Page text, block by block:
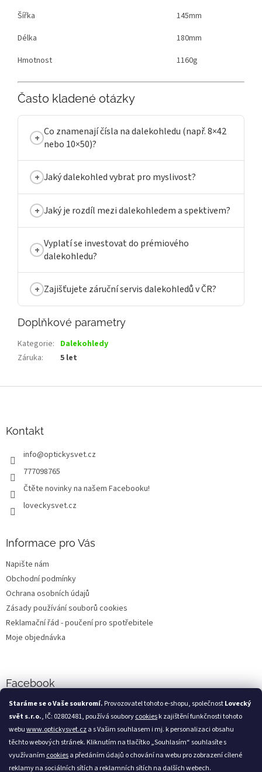
Staráme se o Vaše soukromí. Provozovatel tohoto e-shopu, společnostLovecký
svět s.r.o., IČ: 02802481, používá souborycookiesk zajištění funkčnosti tohoto
webuwww.optickysvet.cza s Vašim souhlasem i mj. k personalizaci obsahu
těchto webových stránek. Kliknutím na tlačítko „Souhlasím“ souhlasíte s
využívaním cookiesa předáním údajů o chování na webu pro zobrazení cílené
reklamy na sociálních sítích a reklamních sítích na dalších webech.
Šířka
145mm
Délka
180mm
Hmotnost
1160g
Často kladené otázky
Co znamenají čísla na dalekohledu (např. 8×42
nebo 10×50)?
Jaký dalekohled vybrat pro myslivost?
Jaký je rozdíl mezi dalekohledem a spektivem?
Vyplatí se investovat do prémiového
dalekohledu?
Zajišťujete záruční servis dalekohledů v ČR?
Doplňkové parametry
Kategorie: Dalekohledy
Záruka: 5 let
Kontakt
info@optickysvet.cz
777098765
Čtěte novinky na našem Facebooku!
loveckysvet.cz
Informace pro Vás
Napište nám
Obchodní podmínky
Ochrana osobních údajů
Zásady používání souborů cookies
Reklamační řád - poučení pro spotřebitele
Moje objednávka
Facebook
Loveckýsvět.cz